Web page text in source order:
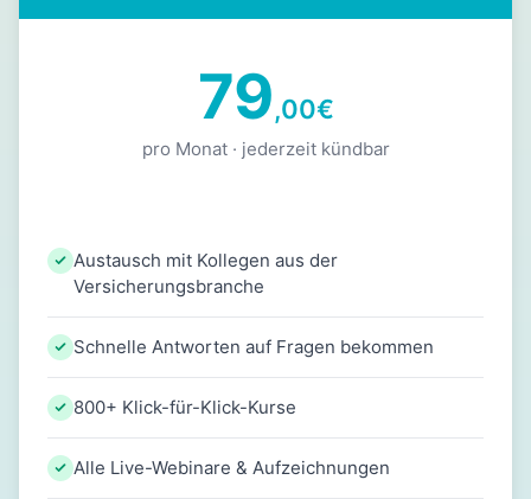
79,00€
pro Monat · jederzeit kündbar
Austausch mit Kollegen aus der
Versicherungsbranche
Schnelle Antworten auf Fragen bekommen
800+ Klick-für-Klick-Kurse
Alle Live-Webinare & Aufzeichnungen